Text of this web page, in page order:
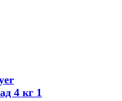
4 кг 1